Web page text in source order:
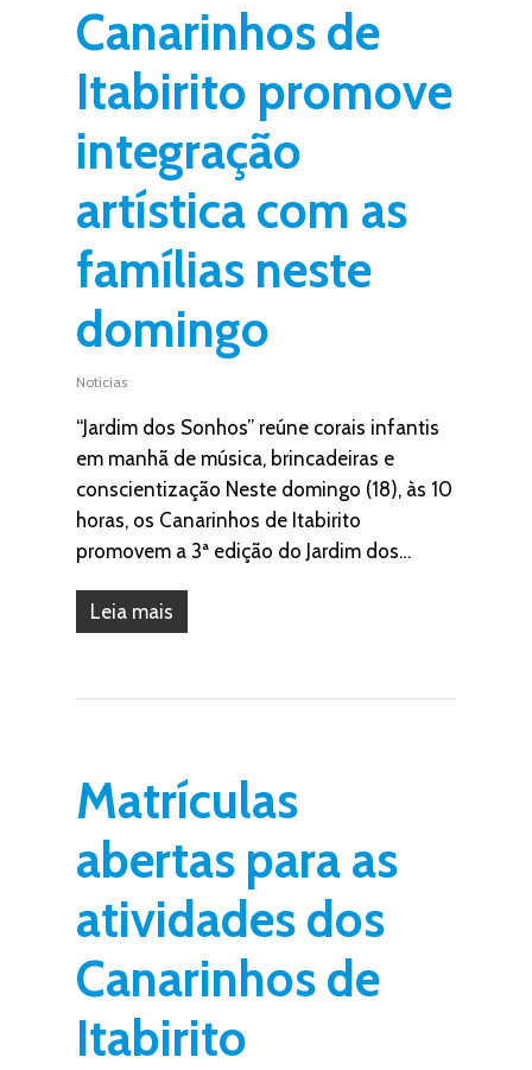
Canarinhos de
Itabirito promove
integração
artística com as
famílias neste
domingo
Notícias
“Jardim dos Sonhos” reúne corais infantis
em manhã de música, brincadeiras e
conscientização Neste domingo (18), às 10
horas, os Canarinhos de Itabirito
promovem a 3ª edição do Jardim dos…
Leia mais
Matrículas
abertas para as
atividades dos
Canarinhos de
Itabirito